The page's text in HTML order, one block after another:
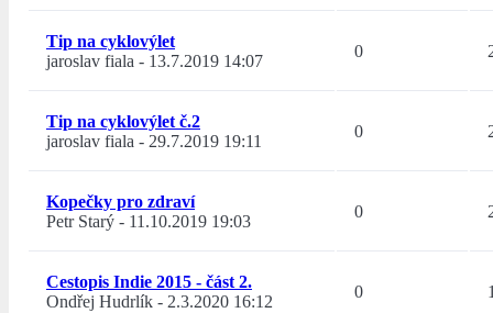
Tip na cyklovýlet
jaroslav fiala - 13.7.2019 14:07
0
Tip na cyklovýlet č.2
jaroslav fiala - 29.7.2019 19:11
0
Kopečky pro zdraví
Petr Starý - 11.10.2019 19:03
0
Cestopis Indie 2015 - část 2.
Ondřej Hudrlík - 2.3.2020 16:12
0